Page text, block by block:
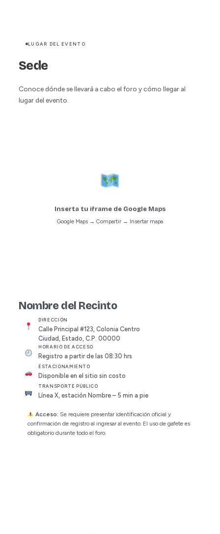
LUGAR DEL EVENTO
Sede
Conoce dónde se llevará a cabo el foro y cómo llegar al
lugar del evento.
Inserta tu iframe de Google Maps
Google Maps → Compartir → Insertar mapa
Nombre del Recinto
DIRECCIÓN
Calle Principal #123, Colonia Centro
Ciudad, Estado, C.P. 00000
HORARIO DE ACCESO
Registro a partir de las 08:30 hrs
ESTACIONAMIENTO
Disponible en el sitio sin costo
TRANSPORTE PÚBLICO
Línea X, estación Nombre – 5 min a pie
Acceso: Se requiere presentar identificación oficial y
confirmación de registro al ingresar al evento. El uso de gafete es
obligatorio durante todo el foro.